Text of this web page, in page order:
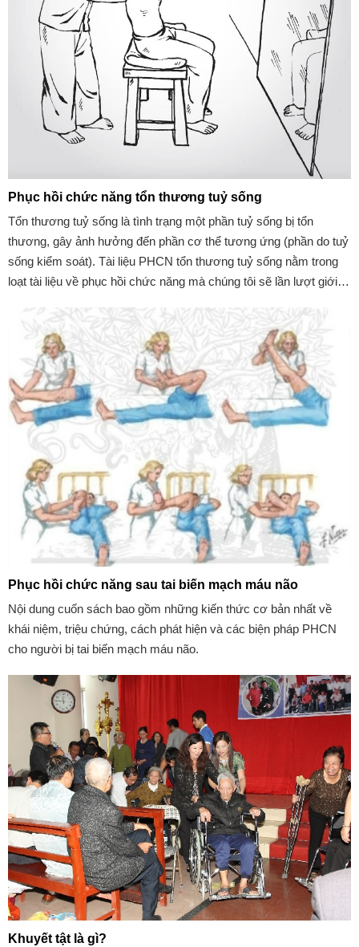
Phục hồi chức năng tổn thương tuỷ sống
Tổn thương tuỷ sống là tình trạng một phần tuỷ sống bị tổn
thương, gây ảnh hưởng đến phần cơ thể tương ứng (phần do tuỷ
sống kiểm soát). Tài liệu PHCN tổn thương tuỷ sống nằm trong
loạt tài liệu về phục hồi chức năng mà chúng tôi sẽ lần lượt giới
Phục hồi chức năng sau tai biến mạch máu não
Nội dung cuốn sách bao gồm những kiến thức cơ bản nhất về
khái niệm, triệu chứng, cách phát hiện và các biện pháp PHCN
cho người bị tai biến mạch máu não.
Khuyết tật là gì?